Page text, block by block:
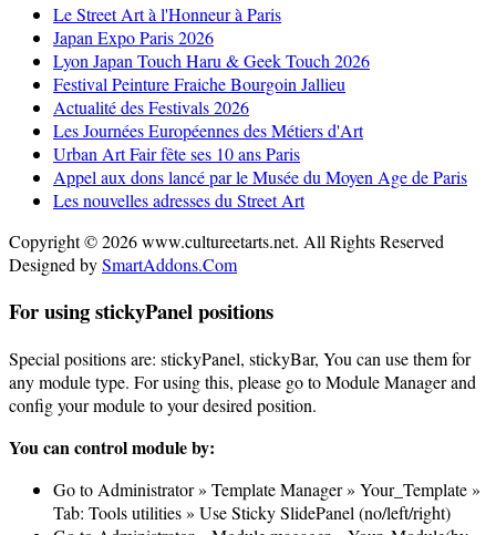
Le Street Art à l'Honneur à Paris
Japan Expo Paris 2026
Lyon Japan Touch Haru & Geek Touch 2026
Festival Peinture Fraiche Bourgoin Jallieu
Actualité des Festivals 2026
Les Journées Européennes des Métiers d'Art
Urban Art Fair fête ses 10 ans Paris
Appel aux dons lancé par le Musée du Moyen Age de Paris
Les nouvelles adresses du Street Art
Copyright © 2026 www.cultureetarts.net. All Rights Reserved
Designed bySmartAddons.Com
For using stickyPanel positions
Special positions are: stickyPanel, stickyBar, You can use them for
any module type. For using this, please go to Module Manager and
config your module to your desired position.
You can control module by:
Go to Administrator » Template Manager » Your_Template »
Tab: Tools utilities » Use Sticky SlidePanel (no/left/right)